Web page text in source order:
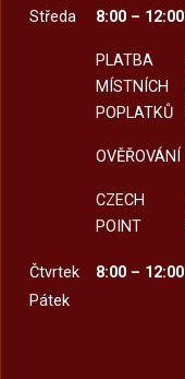
Středa
8:00 – 12:00
PLATBA
MÍSTNÍCH
POPLATKŮ
OVĚŘOVÁNÍ
CZECH
POINT
Čtvrtek
8:00 – 12:00
Pátek